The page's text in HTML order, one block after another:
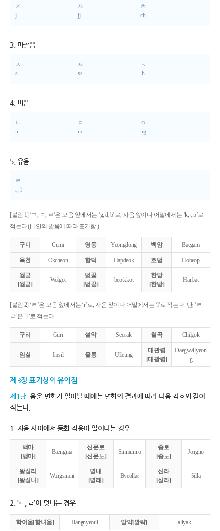
ㅈ
j
ㅉ
jj
ㅊ
ch
3. 마찰음
ㅅ
s
ㅆ
ss
ㅎ
h
4. 비음
ㄴ
n
ㅁ
m
ㅇ
ng
5. 유음
ㄹ
r, l
[붙임 1] ‘ㄱ, ㄷ, ㅂ’은 모음 앞에서는 ‘g, d, b’로, 자음 앞이나 어말에서는 ‘k, t, p’로
적는다.([ ] 안의 발음에 따라 표기함.)
구미 Gumi 영동 Yeongdong 백암 Baegam
옥천 Okcheon 합덕 Hapdeok 호법 Hobeop
월곶
[월곧]
Wolgot
벚꽃
[벋꼳]
beotkkot
한밭
[한받]
Hanbat
[붙임 2] ‘ㄹ’은 모음 앞에서는 ‘r’로, 자음 앞이나 어말에서는 ‘l’로 적는다. 단, ‘ㄹ
ㄹ’은 ‘ll’로 적는다.
구리 Guri 설악 Seorak 칠곡 Chilgok
임실 Imsil 울릉 Ulleung
대관령
[대괄령]
Daegwallyeon
g
제3장 표기상의 유의점
제1항 음운 변화가 일어날 때에는 변화의 결과에 따라 다음 각호와 같이
적는다.
1. 자음 사이에서 동화 작용이 일어나는 경우
백마
[뱅마]
Baengma
신문로
[신문노]
Sinmunno
종로
[종노]
Jongno
왕십리
[왕심니]
Wangsimni
별내
[별래]
Byeollae
신라
[실라]
Silla
2. ‘ㄴ, ㄹ’이 덧나는 경우
학여울[항녀울] Hangnyeoul 알약[알략] allyak